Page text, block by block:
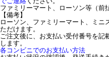
ファミリーマート、ローソン等（前
【備考】
ローソン、ファミリーマート、ミ
ただけます。
ご注文後に、お支払い受付番号を
します。
各コンビニでのお支払い方法